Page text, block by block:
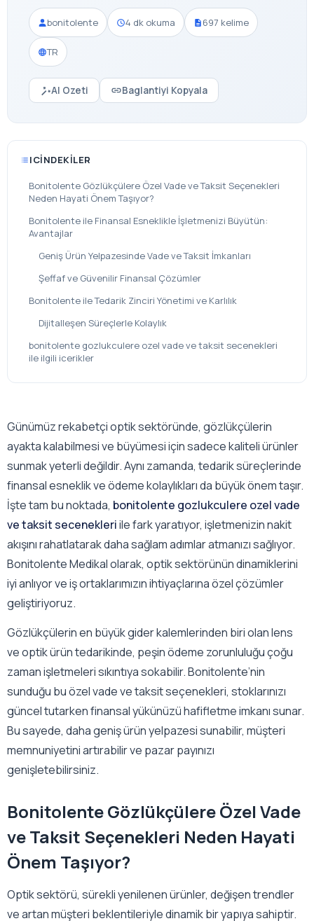
bonitolente 4 dk okuma 697 kelime
TR
AI Ozeti Baglantiyi Kopyala
ICINDEKILER
Bonitolente Gözlükçülere Özel Vade ve Taksit Seçenekleri
Neden Hayati Önem Taşıyor?
Bonitolente ile Finansal Esneklikle İşletmenizi Büyütün:
Avantajlar
Geniş Ürün Yelpazesinde Vade ve Taksit İmkanları
Şeffaf ve Güvenilir Finansal Çözümler
Bonitolente ile Tedarik Zinciri Yönetimi ve Karlılık
Dijitalleşen Süreçlerle Kolaylık
bonitolente gozlukculere ozel vade ve taksit secenekleri
ile ilgili icerikler
Günümüz rekabetçi optik sektöründe, gözlükçülerin
ayakta kalabilmesi ve büyümesi için sadece kaliteli ürünler
sunmak yeterli değildir. Aynı zamanda, tedarik süreçlerinde
finansal esneklik ve ödeme kolaylıkları da büyük önem taşır.
İşte tam bu noktada, bonitolente gozlukculere ozel vade
ve taksit secenekleriile fark yaratıyor, işletmenizin nakit
akışını rahatlatarak daha sağlam adımlar atmanızı sağlıyor.
Bonitolente Medikal olarak, optik sektörünün dinamiklerini
iyi anlıyor ve iş ortaklarımızın ihtiyaçlarına özel çözümler
geliştiriyoruz.
Gözlükçülerin en büyük gider kalemlerinden biri olan lens
ve optik ürün tedarikinde, peşin ödeme zorunluluğu çoğu
zaman işletmeleri sıkıntıya sokabilir. Bonitolente’nin
sunduğu bu özel vade ve taksit seçenekleri, stoklarınızı
güncel tutarken finansal yükünüzü hafifletme imkanı sunar.
Bu sayede, daha geniş ürün yelpazesi sunabilir, müşteri
memnuniyetini artırabilir ve pazar payınızı
genişletebilirsiniz.
Bonitolente Gözlükçülere Özel Vade
ve Taksit Seçenekleri Neden Hayati
Önem Taşıyor?
Optik sektörü, sürekli yenilenen ürünler, değişen trendler
ve artan müşteri beklentileriyle dinamik bir yapıya sahiptir.